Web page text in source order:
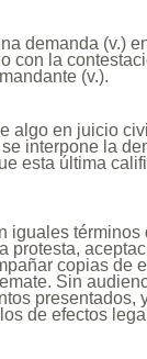
demanda (v.)
con la
(v.).
algo en juicio
interpone la
esta última
iguales términos
protesta,
copias de
Sin
presentados,
de efectos